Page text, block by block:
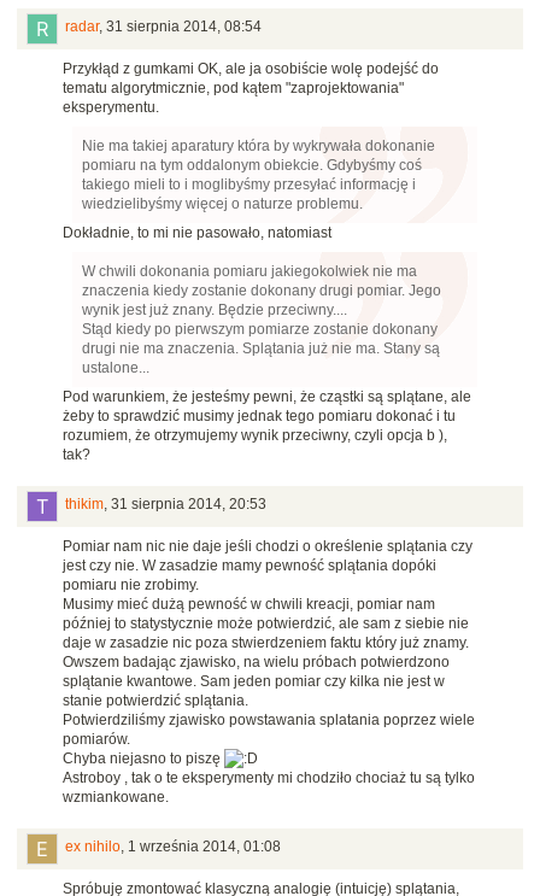
radar, 31 sierpnia 2014, 08:54
Przykłąd z gumkami OK, ale ja osobiście wolę podejść do
tematu algorytmicznie, pod kątem "zaprojektowania"
eksperymentu.
Nie ma takiej aparatury która by wykrywała dokonanie
pomiaru na tym oddalonym obiekcie. Gdybyśmy coś
takiego mieli to i moglibyśmy przesyłać informację i
wiedzielibyśmy więcej o naturze problemu.
Dokładnie, to mi nie pasowało, natomiast
W chwili dokonania pomiaru jakiegokolwiek nie ma
znaczenia kiedy zostanie dokonany drugi pomiar. Jego
wynik jest już znany. Będzie przeciwny....
Stąd kiedy po pierwszym pomiarze zostanie dokonany
drugi nie ma znaczenia. Splątania już nie ma. Stany są
ustalone...
Pod warunkiem, że jesteśmy pewni, że cząstki są splątane, ale
żeby to sprawdzić musimy jednak tego pomiaru dokonać i tu
rozumiem, że otrzymujemy wynik przeciwny, czyli opcja b ),
tak?
thikim, 31 sierpnia 2014, 20:53
Pomiar nam nic nie daje jeśli chodzi o określenie splątania czy
jest czy nie. W zasadzie mamy pewność splątania dopóki
pomiaru nie zrobimy.
Musimy mieć dużą pewność w chwili kreacji, pomiar nam
później to statystycznie może potwierdzić, ale sam z siebie nie
daje w zasadzie nic poza stwierdzeniem faktu który już znamy.
Owszem badając zjawisko, na wielu próbach potwierdzono
splątanie kwantowe. Sam jeden pomiar czy kilka nie jest w
stanie potwierdzić splątania.
Potwierdziliśmy zjawisko powstawania splatania poprzez wiele
pomiarów.
Chyba niejasno to piszę
Astroboy , tak o te eksperymenty mi chodziło chociaż tu są tylko
wzmiankowane.
ex nihilo, 1 września 2014, 01:08
Spróbuję zmontować klasyczną analogię (intuicję) splątania,